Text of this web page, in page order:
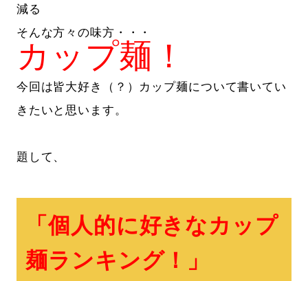
減る
そんな方々の味方・・・
カップ麺！
今回は皆大好き（？）カップ麺について書いてい
きたいと思います。
題して、
「個人的に好きなカップ
麺ランキング！」